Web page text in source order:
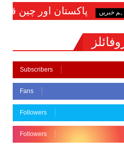
قابلِ اعتماد شراکت دار،
Subscribers
Fans
Followers
Followers